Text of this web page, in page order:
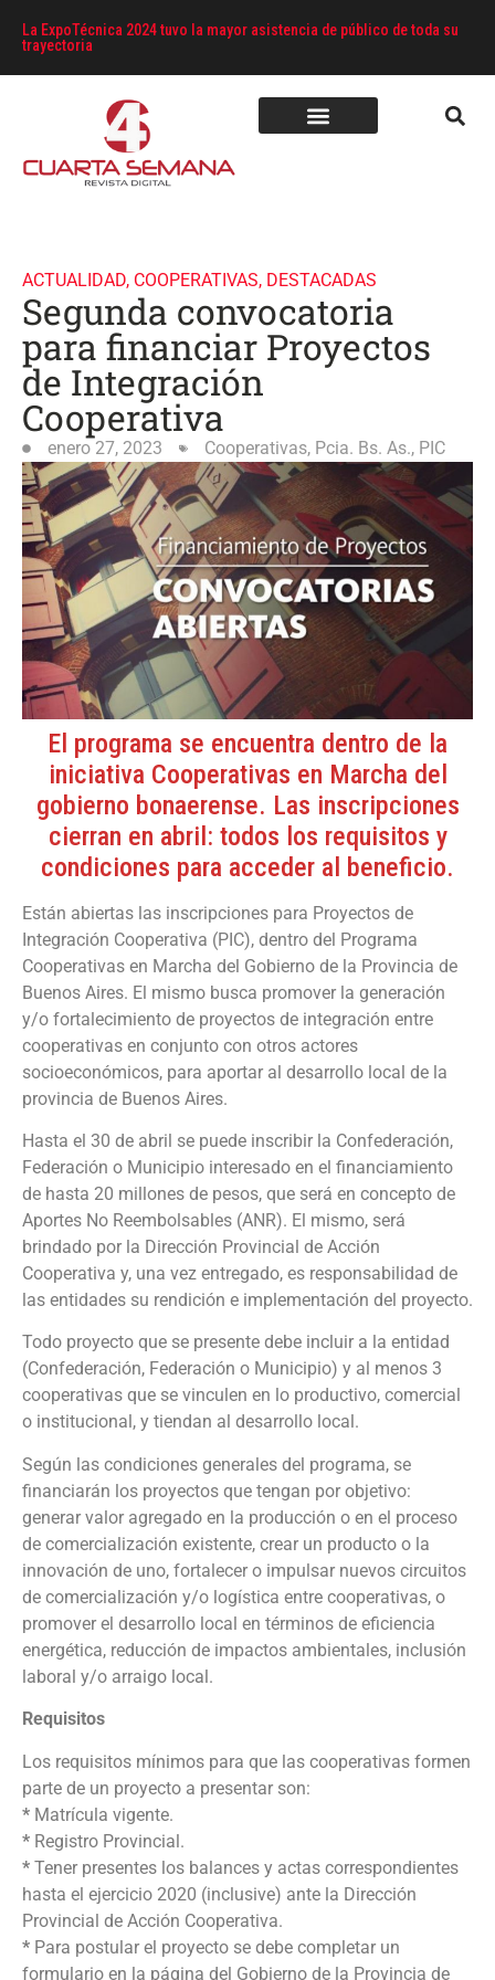
La ExpoTécnica 2024 tuvo la mayor asistencia de público de toda su
trayectoria
ACTUALIDAD, COOPERATIVAS, DESTACADAS
Segunda convocatoria
para financiar Proyectos
de Integración
Cooperativa
enero 27, 2023 Cooperativas, Pcia. Bs. As., PIC
El programa se encuentra dentro de la
iniciativa Cooperativas en Marcha del
gobierno bonaerense. Las inscripciones
cierran en abril: todos los requisitos y
condiciones para acceder al beneficio.
Están abiertas las inscripciones para Proyectos de
Integración Cooperativa (PIC), dentro del Programa
Cooperativas en Marcha del Gobierno de la Provincia de
Buenos Aires. El mismo busca promover la generación
y/o fortalecimiento de proyectos de integración entre
cooperativas en conjunto con otros actores
socioeconómicos, para aportar al desarrollo local de la
provincia de Buenos Aires.
Hasta el 30 de abril se puede inscribir la Confederación,
Federación o Municipio interesado en el financiamiento
de hasta 20 millones de pesos, que será en concepto de
Aportes No Reembolsables (ANR). El mismo, será
brindado por la Dirección Provincial de Acción
Cooperativa y, una vez entregado, es responsabilidad de
las entidades su rendición e implementación del proyecto.
Todo proyecto que se presente debe incluir a la entidad
(Confederación, Federación o Municipio) y al menos 3
cooperativas que se vinculen en lo productivo, comercial
o institucional, y tiendan al desarrollo local.
Según las condiciones generales del programa, se
financiarán los proyectos que tengan por objetivo:
generar valor agregado en la producción o en el proceso
de comercialización existente, crear un producto o la
innovación de uno, fortalecer o impulsar nuevos circuitos
de comercialización y/o logística entre cooperativas, o
promover el desarrollo local en términos de eficiencia
energética, reducción de impactos ambientales, inclusión
laboral y/o arraigo local.
Requisitos
Los requisitos mínimos para que las cooperativas formen
parte de un proyecto a presentar son:
* Matrícula vigente.
* Registro Provincial.
* Tener presentes los balances y actas correspondientes
hasta el ejercicio 2020 (inclusive) ante la Dirección
Provincial de Acción Cooperativa.
* Para postular el proyecto se debe completar un
formulario en la página del Gobierno de la Provincia de